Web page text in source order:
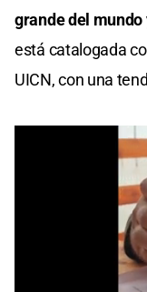
grande del mundo
está catalogada
UICN, con una